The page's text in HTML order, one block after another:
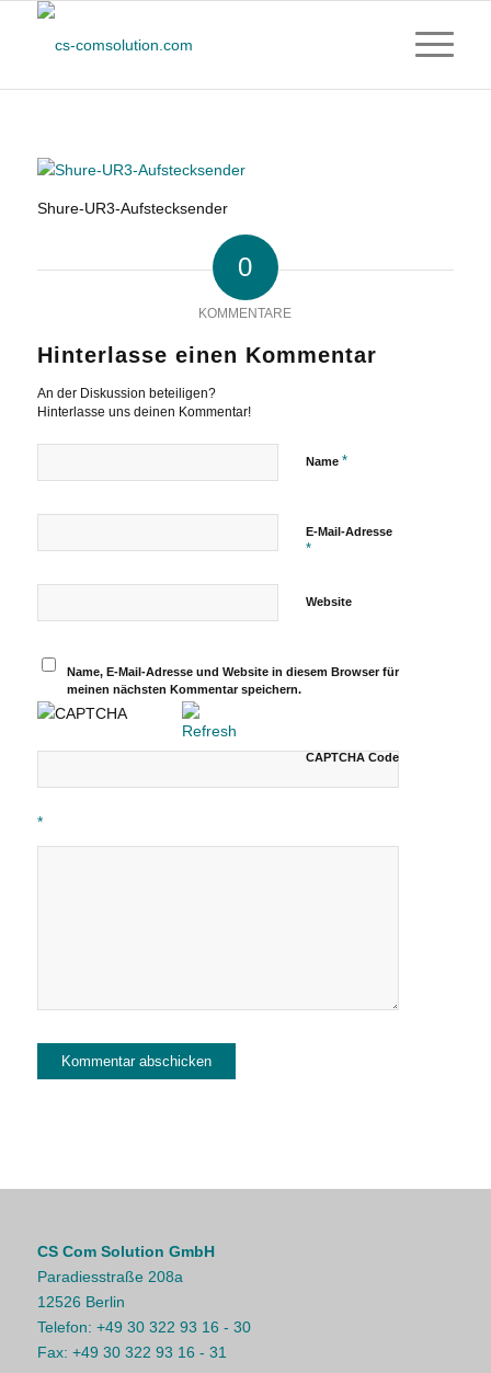
Shure-UR3-Aufstecksender
0
KOMMENTARE
Hinterlasse einen Kommentar
An der Diskussion beteiligen?
Hinterlasse uns deinen Kommentar!
Name *
E-Mail-Adresse
*
Website
Name, E-Mail-Adresse und Website in diesem Browser für
meinen nächsten Kommentar speichern.
CAPTCHA Code
*
CS Com Solution GmbH
Paradiesstraße 208a
12526 Berlin
Telefon: +49 30 322 93 16 - 30
Fax: +49 30 322 93 16 - 31